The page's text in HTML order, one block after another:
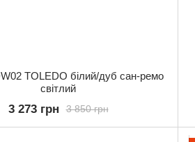
TOLEDO білий/дуб сан-ремо
світлий
3 850 грн
3 273 грн